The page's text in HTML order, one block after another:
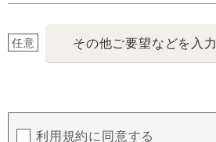
任意 その他ご要望などを入力
利用規約に同意する